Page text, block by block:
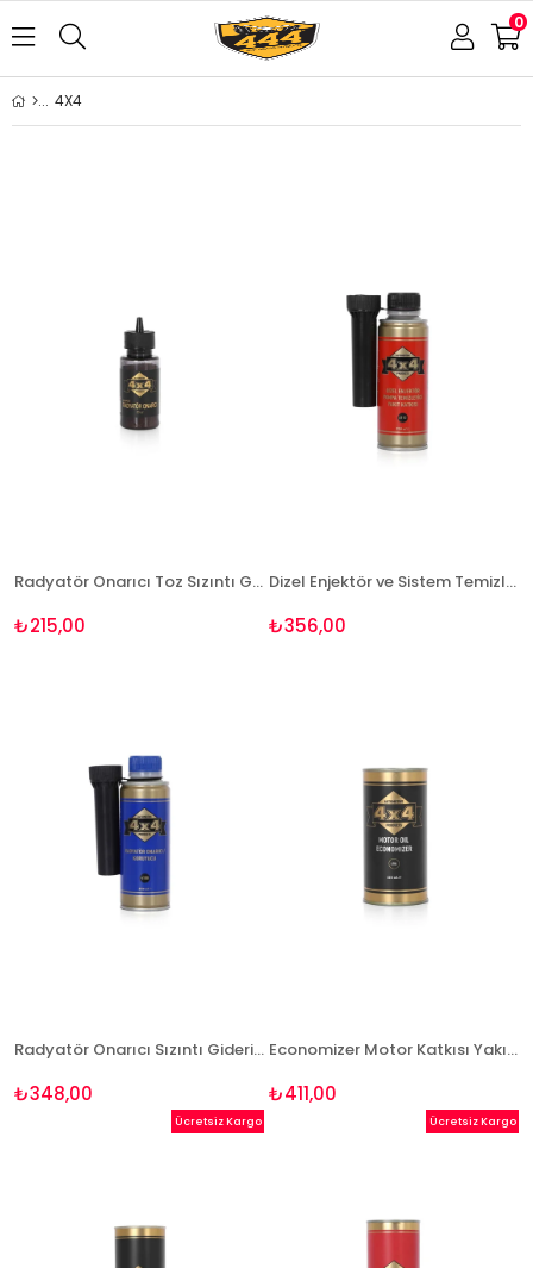
0
4X4
Radyatör Onarıcı Toz Sızıntı Giderici 20 gr
₺215,00
Dizel Enjektör ve Sistem Temizleyici Performans Artırıcı 250 ml
₺356,00
Radyatör Onarıcı Sızıntı Giderici 250 ml
₺348,00
Economizer Motor Katkısı Yakıt Tasarruflu 354 ml
₺411,00
Ücretsiz Kargo Ücretsiz Kargo